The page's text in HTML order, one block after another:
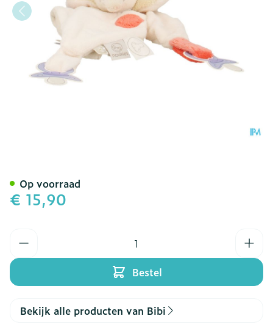
€ 15,90
Bestel
Op voorraad
Bekijk alle producten van Bibi